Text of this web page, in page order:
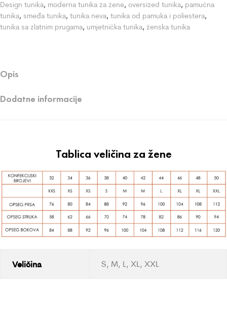
Design tunika, moderna tunika za žene, oversized tunika, pamučna
tunika, smeđa tunika, tunika neva, tunika od pamuka i poliestera,
tunika sa zlatnim prugama, umjetnička tunika, ženska tunika
Opis
Dodatne informacije
Tablica veličina za žene
Veličina S, M, L, XL, XXL